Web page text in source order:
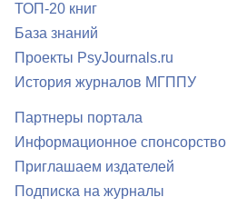
ТОП-20 книг
База знаний
Проекты PsyJournals.ru
История журналов МГППУ
Партнеры портала
Информационное спонсорство
Приглашаем издателей
Подписка на журналы